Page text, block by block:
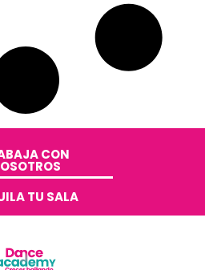
CON
TU SALA